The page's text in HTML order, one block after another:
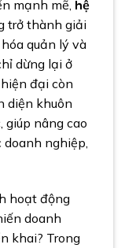
mạnh mẽ, hệ
trở thành giải
quản lý và
dừng lại ở
đại còn
diện khuôn
giúp nâng cao
nghiệp,
hoạt động
doanh
khai? Trong